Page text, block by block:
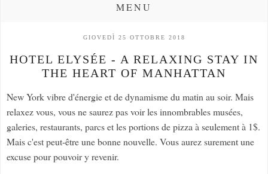
MENU
GIOVEDÌ 25 OTTOBRE 2018
HOTEL ELYSÉE - A RELAXING STAY IN
THE HEART OF MANHATTAN
New York vibre d'énergie et de dynamisme du matin au soir. Mais
relaxez vous, vous ne saurez pas voir les innombrables musées,
galeries, restaurants, parcs et les portions de pizza à seulement à 1$.
Mais c'est peut-être une bonne nouvelle. Vous aurez surement une
excuse pour pouvoir y revenir.